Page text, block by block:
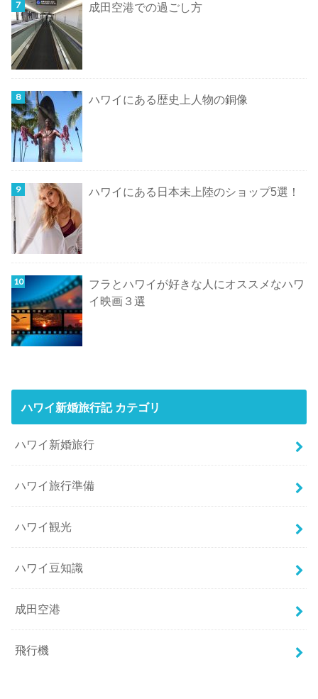
成田空港での過ごし方
ハワイにある歴史上人物の銅像
ハワイにある日本未上陸のショップ5選！
フラとハワイが好きな人にオススメなハワ
イ映画３選
ハワイ新婚旅行記 カテゴリ
ハワイ新婚旅行
ハワイ旅行準備
ハワイ観光
ハワイ豆知識
成田空港
飛行機